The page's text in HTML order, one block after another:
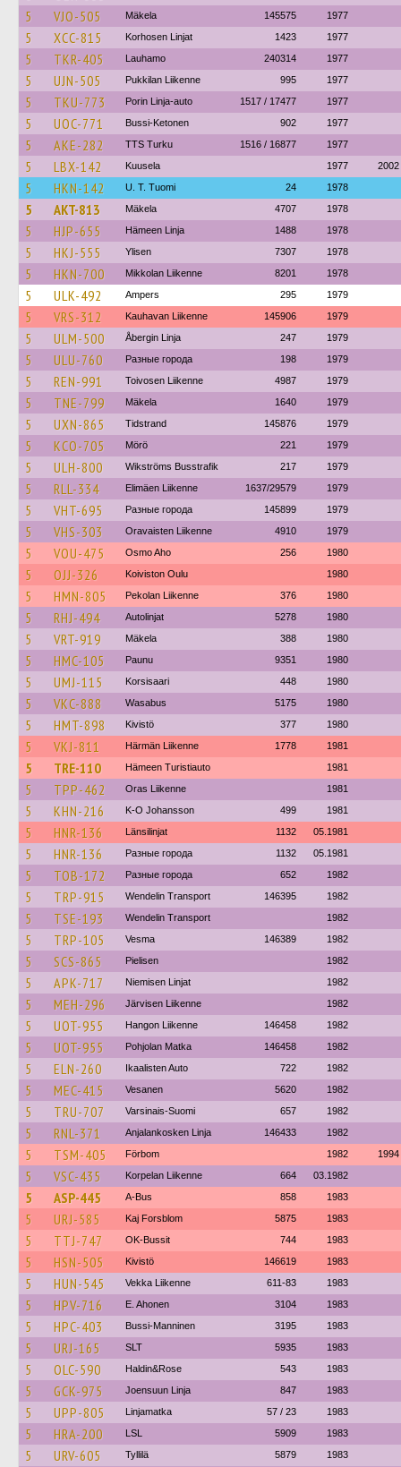
5
VJO-505 Mäkela 145575 1977
5 XCC-815 Korhosen Linjat 1423 1977
5 TKR-405 Lauhamo 240314 1977
5 UJN-505 Pukkilan Liikenne 995 1977
5 TKU-773 Porin Linja-auto 1517 / 17477 1977
5 UOC-771 Bussi-Ketonen 902 1977
5 AKE-282 TTS Turku 1516 / 16877 1977
5 LBX-142 Kuusela 1977 2002
5 HKN-142 U. T. Tuomi 24 1978
5 AKT-813 Mäkela 4707 1978
5 HJP-655 Hämeen Linja 1488 1978
5 HKJ-555 Ylisen 7307 1978
5 HKN-700 Mikkolan Liikenne 8201 1978
5 ULK-492 Ampers 295 1979
5 VRS-312 Kauhavan Liikenne 145906 1979
5 ULM-500 Åbergin Linja 247 1979
5 ULU-760 Разные города 198 1979
5 REN-991 Toivosen Liikenne 4987 1979
5 TNE-799 Mäkela 1640 1979
5 UXN-865 Tidstrand 145876 1979
5 KCO-705 Mörö 221 1979
5 ULH-800 Wikströms Busstrafik 217 1979
5 RLL-334 Elimäen Liikenne 1637/29579 1979
5 VHT-695 Разные города 145899 1979
5 VHS-303 Oravaisten Liikenne 4910 1979
5 VOU-475 Osmo Aho 256 1980
5 OJJ-326 Koiviston Oulu 1980
5 HMN-805 Pekolan Liikenne 376 1980
5 RHJ-494 Autolinjat 5278 1980
5 VRT-919 Mäkela 388 1980
5 HMC-105 Paunu 9351 1980
5 UMJ-115 Korsisaari 448 1980
5 VKC-888 Wasabus 5175 1980
5 HMT-898 Kivistö 377 1980
5 VKJ-811 Härmän Liikenne 1778 1981
5 TRE-110 Hämeen Turistiauto 1981
5 TPP-462 Oras Liikenne 1981
5 KHN-216 K-O Johansson 499 1981
5 HNR-136 Länsilinjat 1132 05.1981
5 HNR-136 Разные города 1132 05.1981
5 TOB-172 Разные города 652 1982
5 TRP-915 Wendelin Transport 146395 1982
5 TSE-193 Wendelin Transport 1982
5 TRP-105 Vesma 146389 1982
5 SCS-865 Pielisen 1982
5 APK-717 Niemisen Linjat 1982
5 MEH-296 Järvisen Liikenne 1982
5 UOT-955 Hangon Liikenne 146458 1982
5 UOT-955 Pohjolan Matka 146458 1982
5 ELN-260 Ikaalisten Auto 722 1982
5 MEC-415 Vesanen 5620 1982
5 TRU-707 Varsinais-Suomi 657 1982
5 RNL-371 Anjalankosken Linja 146433 1982
5 TSM-405 Förbom 1982 1994
5 VSC-435 Korpelan Liikenne 664 03.1982
5 ASP-445 A-Bus 858 1983
5 URJ-585 Kaj Forsblom 5875 1983
5 TTJ-747 OK-Bussit 744 1983
5 HSN-505 Kivistö 146619 1983
5 HUN-545 Vekka Liikenne 611-83 1983
5 HPV-716 E. Ahonen 3104 1983
5 HPC-403 Bussi-Manninen 3195 1983
5 URJ-165 SLT 5935 1983
5 OLC-590 Haldin&Rose 543 1983
5 GCK-975 Joensuun Linja 847 1983
5 UPP-805 Linjamatka 57 / 23 1983
5 HRA-200 LSL 5909 1983
5 URV-605 Tyllilä 5879 1983